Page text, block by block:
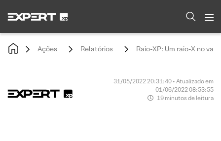
Ações Relatórios Raio-XP: Um raio-X no
31/05/2022 20:31:40 • Atualizado em
01/06/2022 08:53:55
19 minutos de leitura